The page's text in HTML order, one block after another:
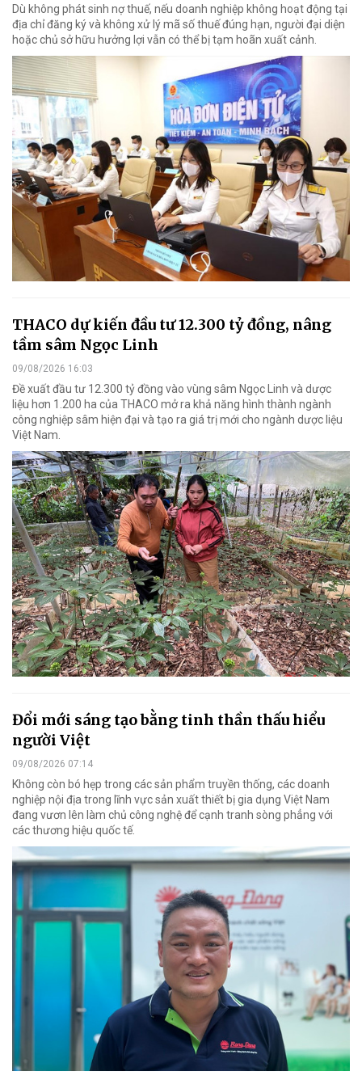
Dù không phát sinh nợ thuế, nếu doanh nghiệp không hoạt động tại
địa chỉ đăng ký và không xử lý mã số thuế đúng hạn, người đại diện
hoặc chủ sở hữu hưởng lợi vẫn có thể bị tạm hoãn xuất cảnh.
THACO dự kiến đầu tư 12.300 tỷ đồng, nâng
tầm sâm Ngọc Linh
09/08/2026 16:03
Đề xuất đầu tư 12.300 tỷ đồng vào vùng sâm Ngọc Linh và dược
liệu hơn 1.200 ha của THACO mở ra khả năng hình thành ngành
công nghiệp sâm hiện đại và tạo ra giá trị mới cho ngành dược liệu
Việt Nam.
Đổi mới sáng tạo bằng tinh thần thấu hiểu
người Việt
09/08/2026 07:14
Không còn bó hẹp trong các sản phẩm truyền thống, các doanh
nghiệp nội địa trong lĩnh vực sản xuất thiết bị gia dụng Việt Nam
đang vươn lên làm chủ công nghệ để cạnh tranh sòng phẳng với
các thương hiệu quốc tế.